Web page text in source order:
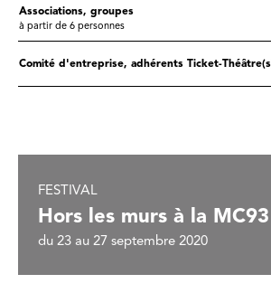
Associations, groupes
à partir de 6 personnes
Comité d'entreprise, adhérents Ticket-
FESTIVAL
Hors les murs à la MC93
du 23 au 27 septembre 2020